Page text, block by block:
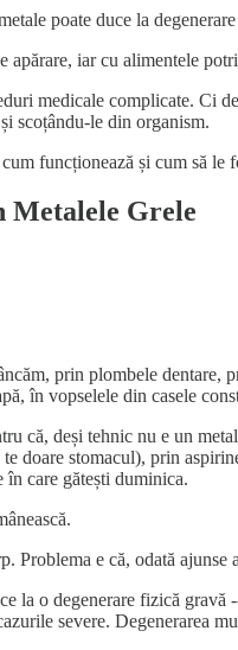
poate duce la
apărare, iar cu alimentele
medicale complicate. Ci
scoțându-le din organism.
funcționează și cum să
Metalele Grele
prin plombele
în vopselele din casele
că, deși tehnic nu e un
te doare stomacul), prin
care gătești duminica.
Problema e că, odată
la o degenerare fizică
severe. Degenerarea